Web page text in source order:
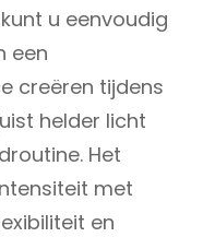
u eenvoudig
een
creëren tijdens
helder licht
Het
met
en